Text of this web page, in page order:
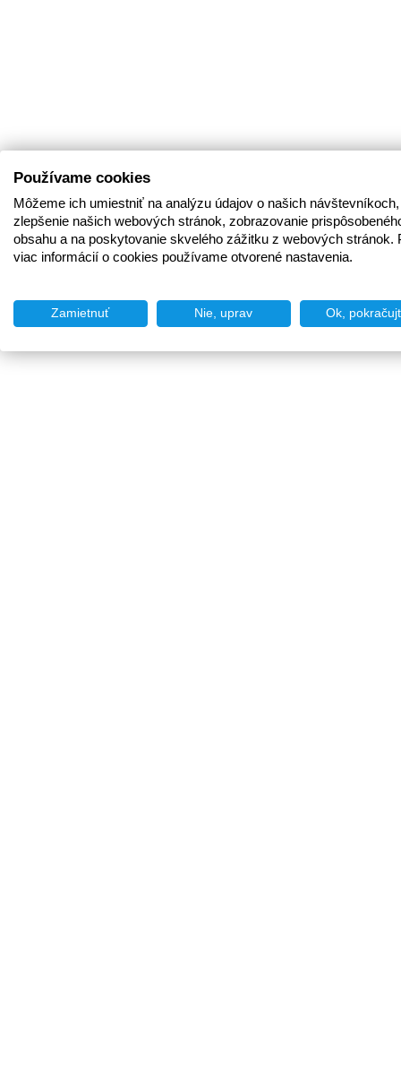
Používame cookies
Môžeme ich umiestniť na analýzu údajov o našich
zlepšenie našich webových stránok, zobrazovanie
obsahu a na poskytovanie skvelého zážitku z webových stránok.
viac informácií o cookies používame otvorené nastavenia.
Zamietnuť Nie, uprav Ok,